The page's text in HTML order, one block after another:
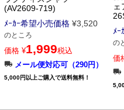
(AV2609-719)
ﾒｰｶｰ希望小売価格 ¥3,520
のところ
価格 ¥1,999税込
メール便対応可（290円）
5,000円以上ご購入で送料無料！
ェ
ﾒｰ
の
価